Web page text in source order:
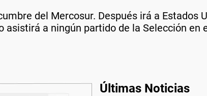
del Mercosur. Después irá a Estados
asistirá a ningún partido de la Selección en
Últimas Noticias